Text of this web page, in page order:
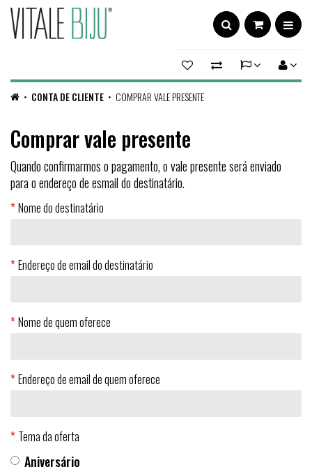
CONTA DE CLIENTE COMPRAR VALE PRESENTE
Comprar vale presente
Quando confirmarmos o pagamento, o vale presente será enviado
para o endereço de esmail do destinatário.
Nome do destinatário
Endereço de email do destinatário
Nome de quem oferece
Endereço de email de quem oferece
Tema da oferta
Aniversário